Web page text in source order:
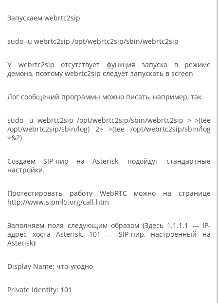
Запускаем webrtc2sip
sudo -u webrtc2sip /opt/webrtc2sip/sbin/webrtc2sip
У webrtc2sip отсутствует функция запуска в режиме
демона, поэтому webrtc2sip следует запускать в screen
Лог сообщений программы можно писать, например, так
sudo -u webrtc2sip /opt/webrtc2sip/sbin/webrtc2sip > >(tee
/opt/webrtc2sip/sbin/log) 2> >(tee /opt/webrtc2sip/sbin/log
>&2)
Создаем SIP-пир на Asterisk, подойдут стандартные
настройки.
Протестировать работу WebRTC можно на странице
http://www.sipml5.org/call.htm
Заполняем поля следующим образом (Здесь 1.1.1.1 — IP-
адрес хоста Asterisk, 101 — SIP-пир, настроенный на
Asterisk):
Display Name: что-угодно
Private Identity: 101